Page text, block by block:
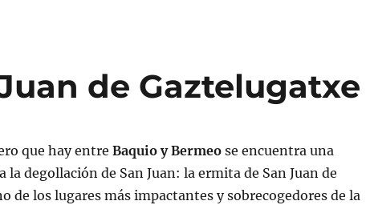
de Gaztelugatxe
que hay entre Baquio y Bermeose encuentra una
la degollación de San Juan: la ermita de San Juan de
de los lugares más impactantes y sobrecogedores de la